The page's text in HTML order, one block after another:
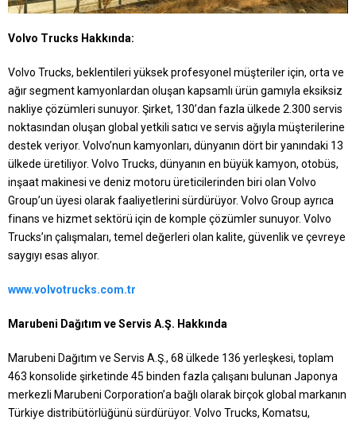
Volvo Trucks Hakkında:
Volvo Trucks, beklentileri yüksek profesyonel müşteriler için, orta ve
ağır segment kamyonlardan oluşan kapsamlı ürün gamıyla eksiksiz
nakliye çözümleri sunuyor. Şirket, 130’dan fazla ülkede 2.300 servis
noktasından oluşan global yetkili satıcı ve servis ağıyla müşterilerine
destek veriyor. Volvo’nun kamyonları, dünyanın dört bir yanındaki 13
ülkede üretiliyor. Volvo Trucks, dünyanın en büyük kamyon, otobüs,
inşaat makinesi ve deniz motoru üreticilerinden biri olan Volvo
Group’un üyesi olarak faaliyetlerini sürdürüyor. Volvo Group ayrıca
finans ve hizmet sektörü için de komple çözümler sunuyor. Volvo
Trucks’ın çalışmaları, temel değerleri olan kalite, güvenlik ve çevreye
saygıyı esas alıyor.
www.volvotrucks.com.tr
Marubeni Dağıtım ve Servis A.Ş. Hakkında
Marubeni Dağıtım ve Servis A.Ş., 68 ülkede 136 yerleşkesi, toplam
463 konsolide şirketinde 45 binden fazla çalışanı bulunan Japonya
merkezli Marubeni Corporation’a bağlı olarak birçok global markanın
Türkiye distribütörlüğünü sürdürüyor. Volvo Trucks, Komatsu,